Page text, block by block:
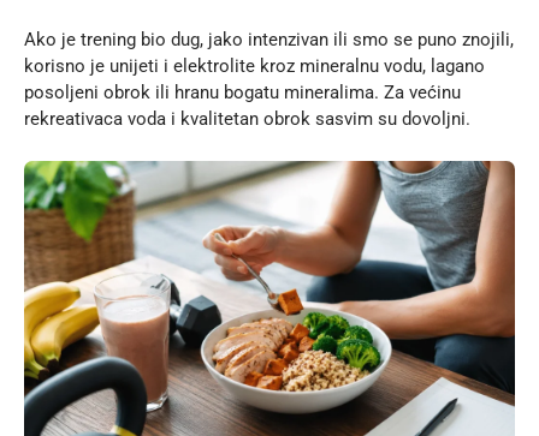
Ako je trening bio dug, jako intenzivan ili smo se puno znojili,
korisno je unijeti i elektrolite kroz mineralnu vodu, lagano
posoljeni obrok ili hranu bogatu mineralima. Za većinu
rekreativaca voda i kvalitetan obrok sasvim su dovoljni.